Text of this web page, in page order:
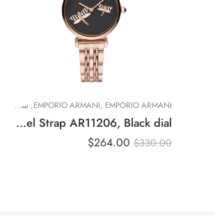
EMPORIO ARMANI, EMPORIO ARMANI
, ساعات نسائية
Original Emporio Armani Quartz Watch with Stainless Steel Strap AR11206, Black dial
$330.00
$264.00